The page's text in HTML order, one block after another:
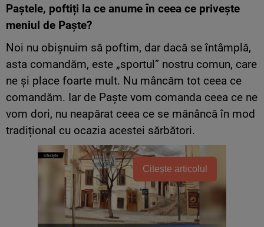
Paștele, poftiți la ce anume în ceea ce privește
meniul de Paște?
Noi nu obișnuim să poftim, dar dacă se întâmplă,
asta comandăm, este „sportul” nostru comun, care
ne și place foarte mult. Nu mâncăm tot ceea ce
comandăm. Iar de Paște vom comanda ceea ce ne
vom dori, nu neapărat ceea ce se mănâncă în mod
tradițional cu ocazia acestei sărbători.
Citește articolul